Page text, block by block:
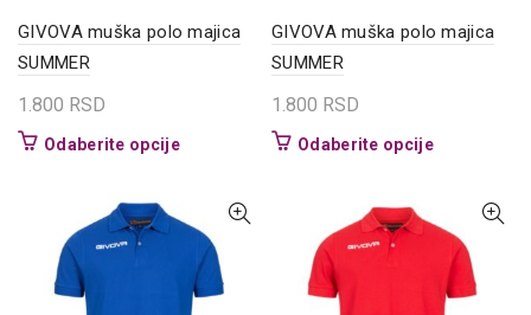
GIVOVA muška polo majica
SUMMER
1.800 RSD
Odaberite opcijeOvaj
više
varijanti.
Opcije
mogu
GIVOVA muška polo majica
SUMMER
1.800 RSD
Odaberite opcijeOvaj
više
varijanti.
Opcije
mogu